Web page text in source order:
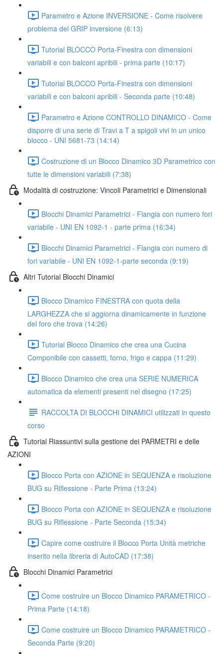
Parametro e Azione INVERSIONE - Come risolvere
problema del GRIP inversione (6:13)
Tutorial BLOCCO Porta-Finestra con dimensioni
variabili e con balconi apribili - prima parte (10:17)
Tutorial BLOCCO Porta-Finestra con dimensioni
variabili e con balconi apribili - Seconda parte (10:48)
Parametro e Azione CONTROLLO DINAMICO - Come
disporre di una serie di Travi a T a spigoli vivi in un unico
blocco - UNI 5681-73 (14:14)
Costruzione di un Blocco Dinamico 3D Parametrico con
tutte le dimensioni variabili (7:38)
Modalità di costruzione: Vincoli Parametrici e Dimensionali
Blocchi Dinamici Parametrici - Flangia con numero fori
variabile - UNI EN 1092-1 - parte prima (16:34)
Blocchi Dinamici Parametrici - Flangia con numero di
fori variabile - UNI EN 1092-1-parte seconda (9:19)
Altri Tutorial Blocchi Dinamici
Blocco Dinamico FINESTRA con quota della
LARGHEZZA che si aggiorna dinamicamente in funzione
del foro che trova (14:26)
Tutorial Blocco Dinamico che crea una Cucina
Componibile con cassetti, forno, frigo e cappa (11:29)
Blocco Dinamico che crea una SERIE NUMERICA
automatica da elementi presenti nel disegno (17:25)
RACCOLTA DI BLOCCHI DINAMICI utilizzati in questo
corso
Tutorial Riassuntivi sulla gestione dei PARMETRI e delle
AZIONI
Blocco Porta con AZIONE in SEQUENZA e risoluzione
BUG su Riflessione - Parte Prima (13:24)
Blocco Porta con AZIONE in SEQUENZA e risoluzione
BUG su Riflessione - Parte Seconda (15:34)
Capire come costruire il Blocco Porta Unità metriche
inserito nella libreria di AutoCAD (17:38)
Blocchi Dinamici Parametrici
Come costruire un Blocco Dinamico PARAMETRICO -
Prima Parte (14:18)
Come costruire un Blocco Dinamico PARAMETRICO -
Seconda Parte (9:20)